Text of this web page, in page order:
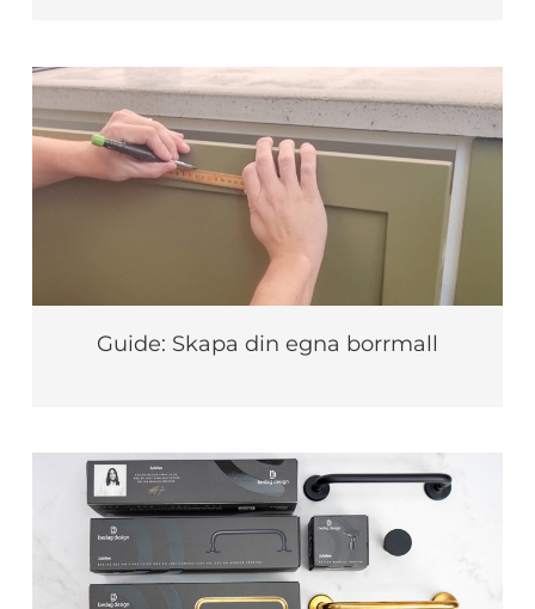
Guide: Skapa din egna borrmall